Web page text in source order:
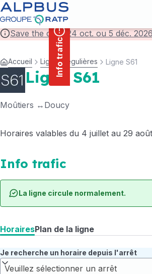
principal
Save the date! 24 oct. ou 5 déc.
Info trafic
Accueil Lignes régulières Ligne S61
Ligne S61
Moûtiers Doucy
Horaires valables du 4 juillet au 29
Info trafic
La ligne circule normalement.
HorairesPlan de la ligne
Je recherche un horaire depuis l'arrêt
Veuillez sélectionner un arrêt
Panneau de gestion des cookies